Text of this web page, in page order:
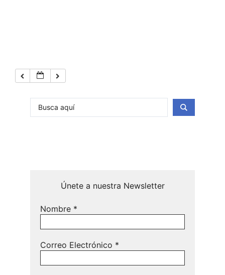
Únete a nuestra Newsletter
Nombre *
Correo Electrónico *